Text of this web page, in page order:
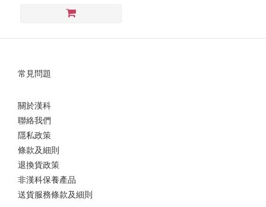
(AC-ISMT45) / Raspberry
常見問題
關於漢科
聯絡我們
隱私政策
條款及細則
退換貨政策
非漢科保養產品
送貨服務條款及細則